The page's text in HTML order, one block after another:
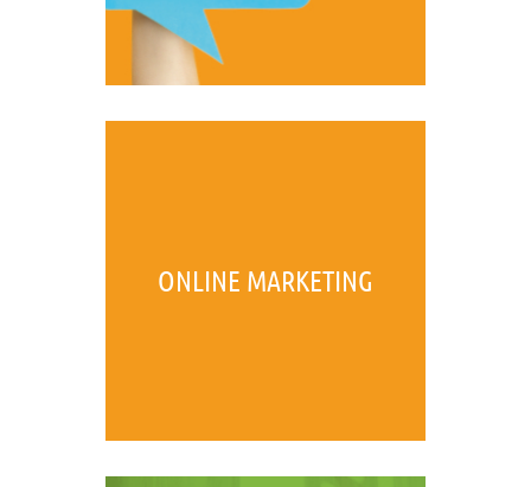
ONLINE MARKETING